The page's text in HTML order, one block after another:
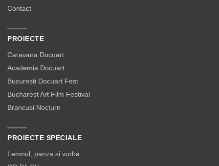
Contact
PROIECTE
Caravana Docuart
Academia Docuart
Bucuresti Docuart Fest
Bucharest Art Film Festival
Brancusi Nocturn
PROIECTE SPECIALE
Lemnul, panza si vorba